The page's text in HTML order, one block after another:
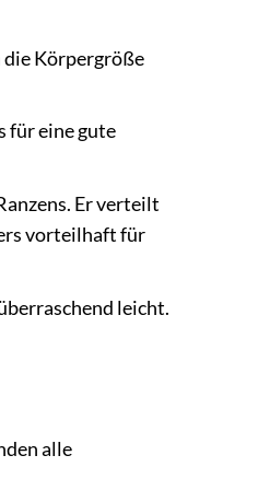
die Körpergröße
für eine gute
Er verteilt
vorteilhaft für
leicht.
alle